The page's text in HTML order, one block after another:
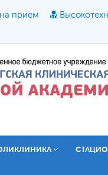
прием
Размер